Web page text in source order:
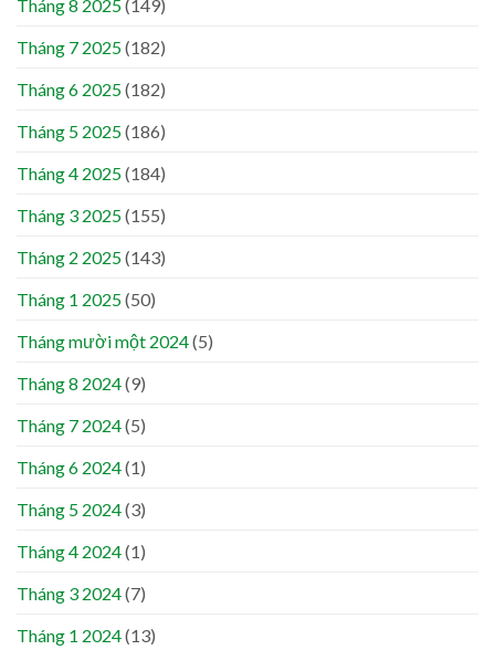
Tháng 8 2025(149)
Tháng 7 2025(182)
Tháng 6 2025(182)
Tháng 5 2025(186)
Tháng 4 2025(184)
Tháng 3 2025(155)
Tháng 2 2025(143)
Tháng 1 2025(50)
Tháng mười một 2024(5)
Tháng 8 2024(9)
Tháng 7 2024(5)
Tháng 6 2024(1)
Tháng 5 2024(3)
Tháng 4 2024(1)
Tháng 3 2024(7)
Tháng 1 2024(13)